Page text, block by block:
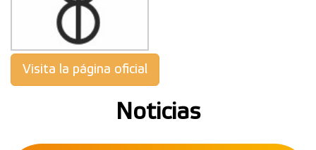
Visita la página oficial
Noticias